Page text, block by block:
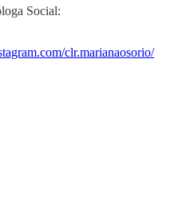
Social:
clr.marianaosorio/